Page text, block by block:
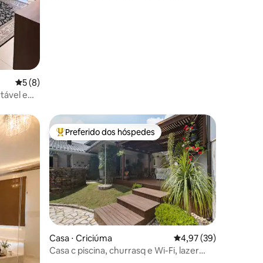
5 de uma avaliação média de 5, 8 avaliações
5 (8)
e
hóspedes Entre os melhores preferidos dos hóspedes
Preferido dos hóspedes
Casa ⋅ Criciúma 4,97 de uma
4,97 (39)
Casa c piscina, churrasq e Wi-Fi, lazer